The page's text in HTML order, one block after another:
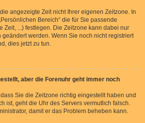
angezeigte Zeit nicht Ihrer eigenen Zeitzone. In
Bereich“ die für Sie passende
Zeit, ...) festlegen. Die Zeitzone kann dabei nur
werden. Wenn Sie noch nicht registriert
dies jetzt zu tun.
aber die Forenuhr geht immer noch
Sie die Zeitzone richtig eingestellt haben und
ist, geht die Uhr des Servers vermutlich falsch.
damit er das Problem beheben kann.